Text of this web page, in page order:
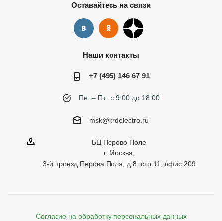
Оставайтесь на связи
Наши контакты
+7 (495) 146 67 91
Пн. – Пт.: с 9:00 до 18:00
msk@krdelectro.ru
БЦ Перово Поле
г. Москва,
3-й проезд Перова Поля, д.8, стр.11, офис 209
Согласие на обработку персональных данных